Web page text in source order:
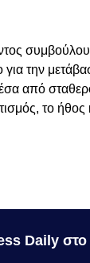
την
από
το
Daily